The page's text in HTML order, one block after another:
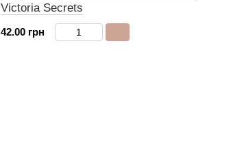
Victoria Secrets
42.00 грн